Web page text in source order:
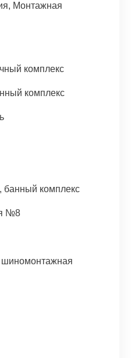
Монтажная
комплекс
комплекс
банный комплекс
№8
шиномонтажная